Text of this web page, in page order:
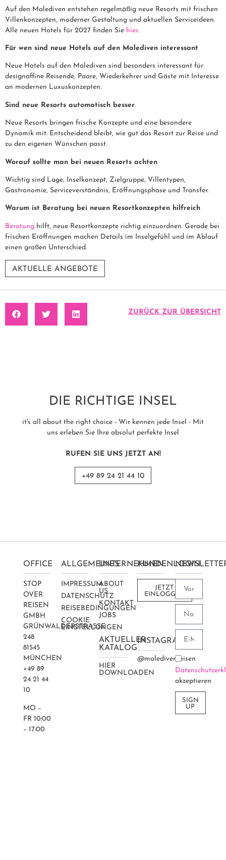
Auf den Malediven entstehen regelmäßig neue Resorts mit frischen
Villenkonzepten, moderner Gestaltung und aktuellen Serviceideen.
Alle neuen Hotels für 2027 finden Sie hier.
Für wen sind neue Hotels auf den Malediven interessant
Neue Hotels auf den Malediven sind besonders interessant für
designaffine Reisende, Paare, Wiederkehrer und Gäste mit Interesse
an modernen Luxuskonzepten.
Sind neue Resorts automatisch besser
Neue Resorts bringen frische Konzepte und eine besondere
Dynamik mit. Entscheidend bleibt, wie gut das Resort zur Reise und
zu den eigenen Wünschen passt.
Worauf sollte man bei neuen Resorts achten
Wichtig sind Lage, Inselkonzept, Zielgruppe, Villentypen,
Gastronomie, Serviceverständnis, Eröffnungsphase und Transfer.
Warum ist Beratung bei neuen Resortkonzepten hilfreich
Beratung hilft, neue Resortkonzepte richtig einzuordnen. Gerade bei
frischen Eröffnungen machen Details im Inselgefühl und im Ablauf
einen großen Unterschied.
AKTUELLE ANGEBOTE
ZURÜCK ZUR ÜBERSICHT
DIE RICHTIGE INSEL
it's all about the right choice - Wir kennen jede Insel - Mit
uns erleben Sie Ihre absolut perfekte Insel
RUFEN SIE UNS JETZT AN!
+49 89 24 21 44 10
OFFICE
STOP
OVER
REISEN
GMBH
GRÜNWALDERSTRASSE 2
48
81545
MÜNCHEN
+49 89
24 21 44
10
MO –
FR 10:00
– 17:00
ALLGEMEINES
IMPRESSUM
DATENSCHUTZ
REISEBEDINGUNGEN
COOKIE
EINSTELLUNGEN
UNTERNEHMEN
ABOUT
US
KONTAKT
JOBS
AKTUELLER
KATALOG
HIER
DOWNLOADEN
KUNDENLOGIN
JETZT
EINLOGGEN
INSTAGRAM
@maledivenreisen
akzeptieren
SIGN
UP